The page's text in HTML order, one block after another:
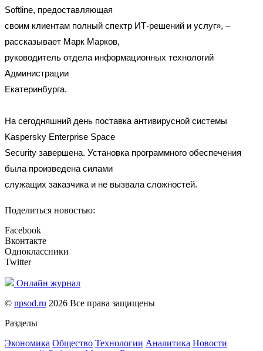
Softline, предоставляющая
своим клиентам полный спектр ИТ-решений и услуг», –
рассказывает Марк Марков,
руководитель отдела информационных технологий
Администрации
Екатеринбурга.
На сегодняшний день поставка антивирусной системы
Kaspersky Enterprise Space
Security завершена. Установка программного обеспечения
была произведена силами
служащих заказчика и не вызвала сложностей.
Поделиться новостью:
Facebook
Вконтакте
Одноклассники
Twitter
Онлайн журнал
© npsod.ru 2026 Все права защищены
Разделы
Экономика Общество Технологии Аналитика Новости